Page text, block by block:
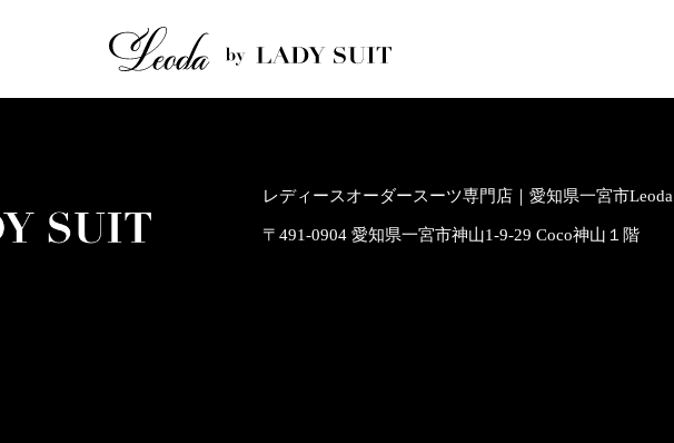
レディースオーダースーツ専門店｜愛知県一宮市Leoda
〒491-0904 愛知県一宮市神山1-9-29 Coco神山１階